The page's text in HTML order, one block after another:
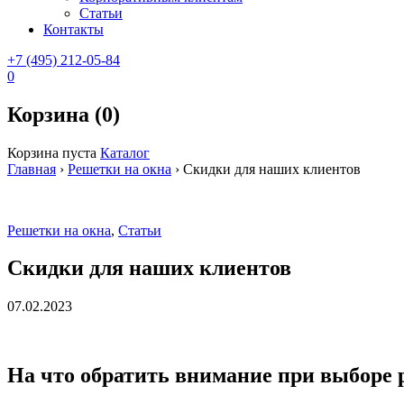
Статьи
Контакты
+7 (495) 212-05-84
0
Корзина (0)
Корзина пуста Каталог
Главная › Решетки на окна › Скидки для наших клиентов
Решетки на окна, Статьи
Скидки для наших клиентов
07.02.2023
На что обратить внимание при выборе